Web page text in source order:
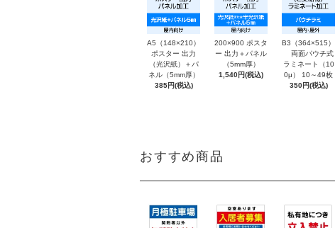
A5（148×210）
ポスター 出力
（光沢紙）＋パ
ネル（5mm厚）
385円(税込)
200×900 ポスタ
ー 出力＋パネル
（5mm厚）
1,540円(税込)
B3（364×515）
両面パウチ式
ラミネート（10
0μ） 10～49枚
350円(税込)
おすすめ商品